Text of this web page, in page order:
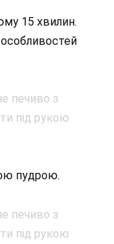
15 хвилин.
пудрою.